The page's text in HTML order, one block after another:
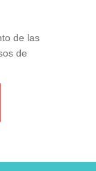
de las
de